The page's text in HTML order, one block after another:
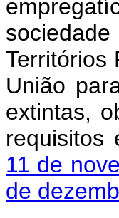
Territórios
União
extintas,
requisitos
11 de
de